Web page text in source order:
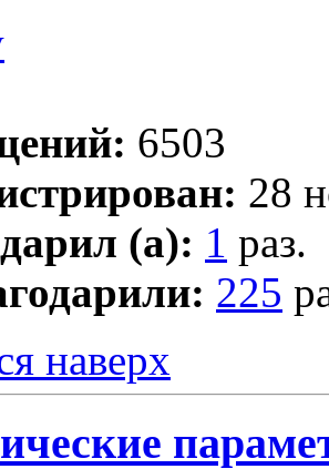
6503
28
(а): 1 раз.
225
наверх